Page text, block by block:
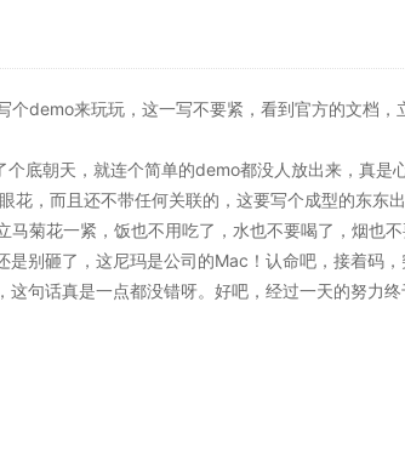
demo来玩玩，这一写不要紧，看到官方的文档，
底朝天，就连个简单的demo都没人放出来，真是
花，而且还不带任何关联的，这要写个成型的东东
菊花一紧，饭也不用吃了，水也不要喝了，烟也不
别砸了，这尼玛是公司的Mac！认命吧，接着码
句话真是一点都没错呀。好吧，经过一天的努力终